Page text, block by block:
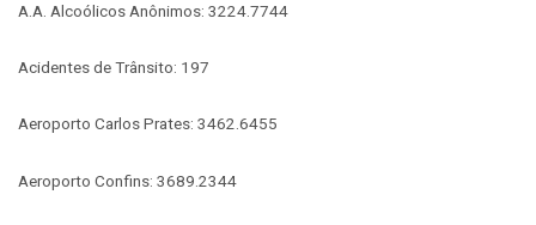
A.A. Alcoólicos Anônimos: 3224.7744
Acidentes de Trânsito: 197
Aeroporto Carlos Prates: 3462.6455
Aeroporto Confins: 3689.2344